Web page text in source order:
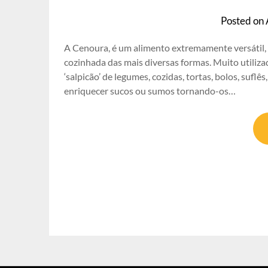
Posted on
A Cenoura, é um alimento extremamente
cozinhada das mais diversas formas. Muito
‘salpicão’ de legumes, cozidas, tortas, bolos,
enriquecer sucos ou sumos tornando-os…